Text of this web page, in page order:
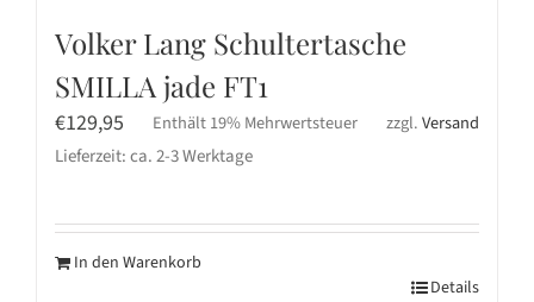
Volker Lang Schultertasche
SMILLA jade FT1
€129,95 Enthält 19% Mehrwertsteuer zzgl.Versand
Lieferzeit: ca. 2-3 Werktage
In den Warenkorb
Details